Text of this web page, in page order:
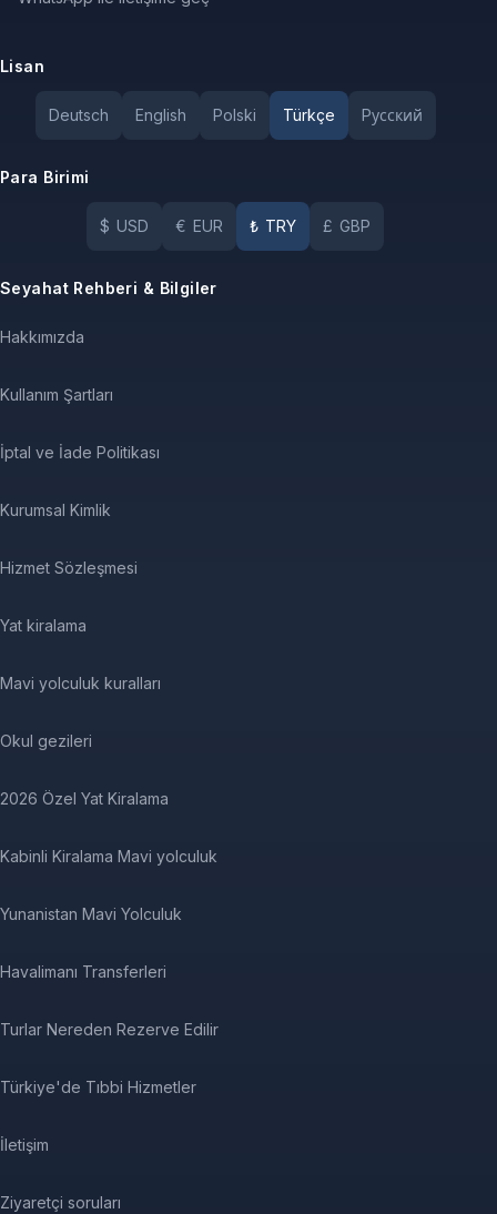
Lisan
Deutsch English Polski Türkçe Pусский
Para Birimi
$ USD € EUR ₺ TRY £ GBP
Seyahat Rehberi & Bilgiler
Hakkımızda
Kullanım Şartları
İptal ve İade Politikası
Kurumsal Kimlik
Hizmet Sözleşmesi
Yat kiralama
Mavi yolculuk kuralları
Okul gezileri
2026 Özel Yat Kiralama
Kabinli Kiralama Mavi yolculuk
Yunanistan Mavi Yolculuk
Havalimanı Transferleri
Turlar Nereden Rezerve Edilir
Türkiye'de Tıbbi Hizmetler
İletişim
Ziyaretçi soruları